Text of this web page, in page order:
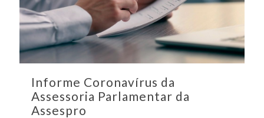
Informe Coronavírus da
Assessoria Parlamentar da
Assespro